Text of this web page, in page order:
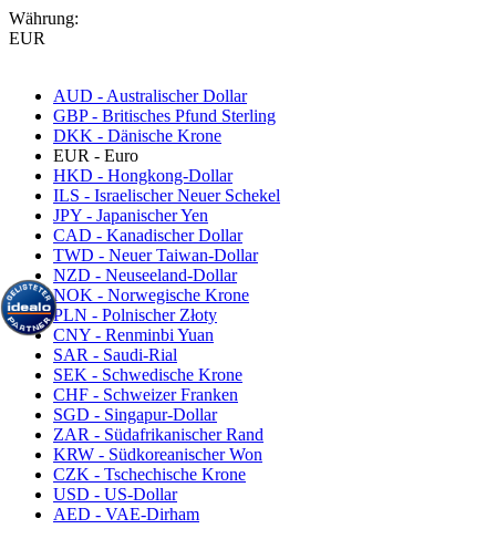
Währung:
EUR
AUD - Australischer Dollar
GBP - Britisches Pfund Sterling
DKK - Dänische Krone
EUR - Euro
HKD - Hongkong-Dollar
ILS - Israelischer Neuer Schekel
JPY - Japanischer Yen
CAD - Kanadischer Dollar
TWD - Neuer Taiwan-Dollar
NZD - Neuseeland-Dollar
NOK - Norwegische Krone
PLN - Polnischer Złoty
CNY - Renminbi Yuan
SAR - Saudi-Rial
SEK - Schwedische Krone
CHF - Schweizer Franken
SGD - Singapur-Dollar
ZAR - Südafrikanischer Rand
KRW - Südkoreanischer Won
CZK - Tschechische Krone
USD - US-Dollar
AED - VAE-Dirham